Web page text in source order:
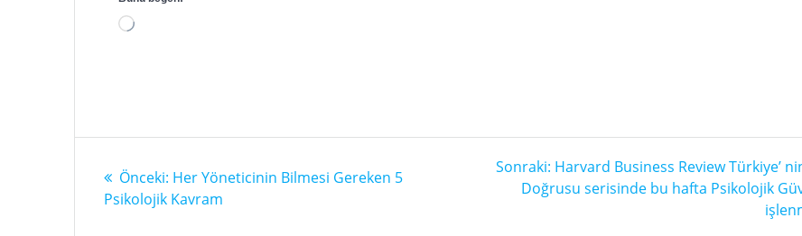
Yükleniyor...
gezinmesi
Önceki: Önceki
yazı:
Her Yöneticinin Bilmesi Gereken 5
Psikolojik Kavram
Sonraki: Sonraki
yazı:
Harvard Business Review Türkiye’
Doğrusu serisinde bu hafta Psikolojik